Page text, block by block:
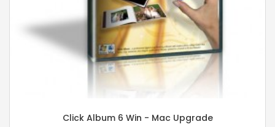
Click Album 6 Win - Mac Upgrade